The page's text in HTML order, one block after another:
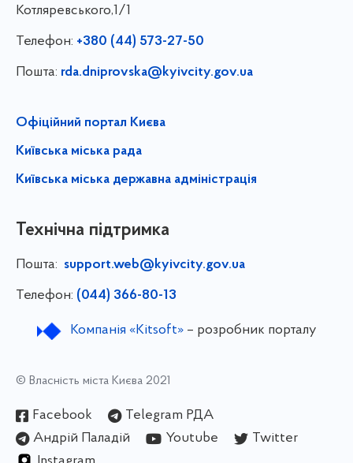
Котляревського,1/1
Телефон: +380 (44) 573-27-50
Пошта: rda.dniprovska@kyivcity.gov.ua
Офіційний портал Києва
Київська міська рада
Київська міська державна адміністрація
Технічна підтримка
Пошта: support.web@kyivcity.gov.ua
Телефон: (044) 366-80-13
Компанія «Kitsoft»– розробник порталу
© Власність міста Києва 2021
Facebook
Telegram РДА
Андрій Паладій
Youtube
Twitter